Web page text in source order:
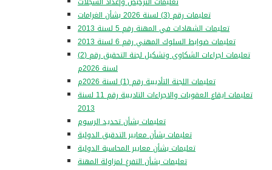
تعليمات رقم (3) لسنة 2026 بشأن الغرامات
تعليمات الشهادات في المهنة رقم 5 لسنة 2013
تعليمات ضوابط السلوك المهني رقم 6 لسنة 2013
تعليمات اجراءات الشكاوى وتشكيل لجنة التحقيق رقم (2)
لسنة 2026م
تعليمات اللجنة التأديبية رقم (1) لسنة 2026م
تعليمات ايقاع العقوبات والاجراءات التاديبية رقم 11 لسنة
2013
تعليمات بشأن تحديد الرسوم
تعليمات بشأن معايير التدقيق الدولية
تعليمات بشأن معايير المحاسبة الدولية
تعليمات بشأن التفرغ لمزاولة المهنة